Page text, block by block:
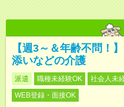
【週3～＆年齢不問！
添いなどの介護
派遣 職種未経験OK 社会人未
WEB登録・面接OK